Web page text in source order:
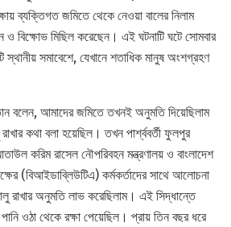
ব্যক্তিগত জমিতে থেকে নেওয়া বালের নিলাম
ও বিক্ষোভ মিছিল করেছেন। এই ঘটনাটি ঘটে সোমবার
স্থানীয় সমাবেশে, যেখানে শতাধিক মানুষ অংশগ্রহণ
বলেন, আমাদের জমিতে তখনই অনুমতি দিয়েছিলাম
কথা বলা হয়েছিল। তখন পার্শ্ববর্তী ফুলপুর
করিম রাসেল নৌপরিবহন মন্ত্রণালয় ও বাংলাদেশ
(বিআইডাব্লিউটিএ) কর্মকর্তাদের সাথে আলোচনা
রাখার অনুমতি লাভ করেছিলাম। এই সিদ্ধান্তে
ওঠা থেকে রক্ষা পেয়েছিল। প্রায় তিন বছর ধরে